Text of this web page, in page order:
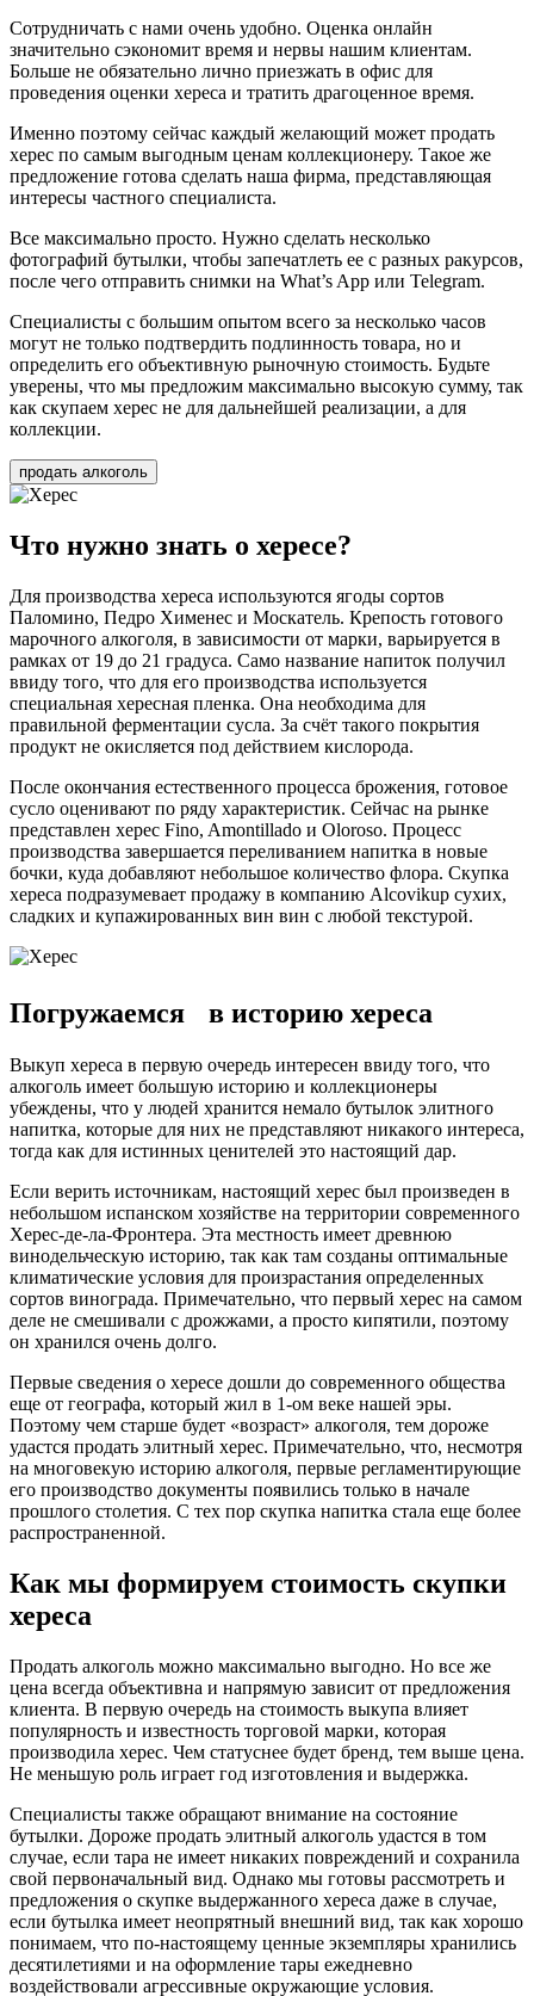
Сотрудничать с нами очень удобно. Оценка онлайн
значительно сэкономит время и нервы нашим клиентам.
Больше не обязательно лично приезжать в офис для
проведения оценки хереса и тратить драгоценное время.
Именно поэтому сейчас каждый желающий может продать
херес по самым выгодным ценам коллекционеру. Такое же
предложение готова сделать наша фирма, представляющая
интересы частного специалиста.
Все максимально просто. Нужно сделать несколько
фотографий бутылки, чтобы запечатлеть ее с разных ракурсов,
после чего отправить снимки на What’s App или Telegram.
Специалисты с большим опытом всего за несколько часов
могут не только подтвердить подлинность товара, но и
определить его объективную рыночную стоимость. Будьте
уверены, что мы предложим максимально высокую сумму, так
как скупаем херес не для дальнейшей реализации, а для
коллекции.
продать алкоголь
Что нужно знать о хересе?
Для производства хереса используются ягоды сортов
Паломино, Педро Хименес и Москатель. Крепость готового
марочного алкоголя, в зависимости от марки, варьируется в
рамках от 19 до 21 градуса. Само название напиток получил
ввиду того, что для его производства используется
специальная хересная пленка. Она необходима для
правильной ферментации сусла. За счёт такого покрытия
продукт не окисляется под действием кислорода.
После окончания естественного процесса брожения, готовое
сусло оценивают по ряду характеристик. Сейчас на рынке
представлен херес Fino, Amontillado и Oloroso. Процесс
производства завершается переливанием напитка в новые
бочки, куда добавляют небольшое количество флора. Скупка
хереса подразумевает продажу в компанию Alcovikup сухих,
сладких и купажированных вин вин с любой текстурой.
Погружаемся в историю хереса
Выкуп хереса в первую очередь интересен ввиду того, что
алкоголь имеет большую историю и коллекционеры
убеждены, что у людей хранится немало бутылок элитного
напитка, которые для них не представляют никакого интереса,
тогда как для истинных ценителей это настоящий дар.
Если верить источникам, настоящий херес был произведен в
небольшом испанском хозяйстве на территории современного
Херес-де-ла-Фронтера. Эта местность имеет древнюю
винодельческую историю, так как там созданы оптимальные
климатические условия для произрастания определенных
сортов винограда. Примечательно, что первый херес на самом
деле не смешивали с дрожжами, а просто кипятили, поэтому
он хранился очень долго.
Первые сведения о хересе дошли до современного общества
еще от географа, который жил в 1-ом веке нашей эры.
Поэтому чем старше будет «возраст» алкоголя, тем дороже
удастся продать элитный херес. Примечательно, что, несмотря
на многовекую историю алкоголя, первые регламентирующие
его производство документы появились только в начале
прошлого столетия. С тех пор скупка напитка стала еще более
распространенной.
Как мы формируем стоимость скупки
хереса
Продать алкоголь можно максимально выгодно. Но все же
цена всегда объективна и напрямую зависит от предложения
клиента. В первую очередь на стоимость выкупа влияет
популярность и известность торговой марки, которая
производила херес. Чем статуснее будет бренд, тем выше цена.
Не меньшую роль играет год изготовления и выдержка.
Специалисты также обращают внимание на состояние
бутылки. Дороже продать элитный алкоголь удастся в том
случае, если тара не имеет никаких повреждений и сохранила
свой первоначальный вид. Однако мы готовы рассмотреть и
предложения о скупке выдержанного хереса даже в случае,
если бутылка имеет неопрятный внешний вид, так как хорошо
понимаем, что по-настоящему ценные экземпляры хранились
десятилетиями и на оформление тары ежедневно
воздействовали агрессивные окружающие условия.